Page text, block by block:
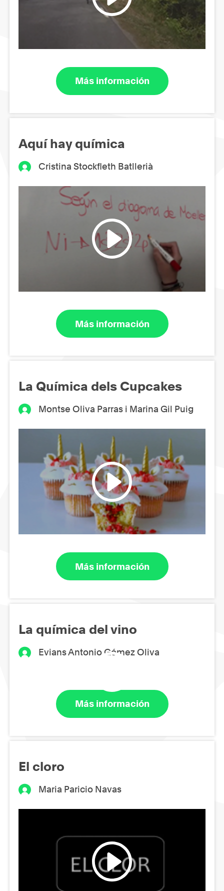
Más información
Aquí hay química
Cristina Stockfleth Batllerià
Más información
La Química dels Cupcakes
Montse Oliva Parras i Marina Gil Puig
Más información
La química del vino
Evians Antonio Gómez Oliva
Más información
El cloro
Maria Paricio Navas